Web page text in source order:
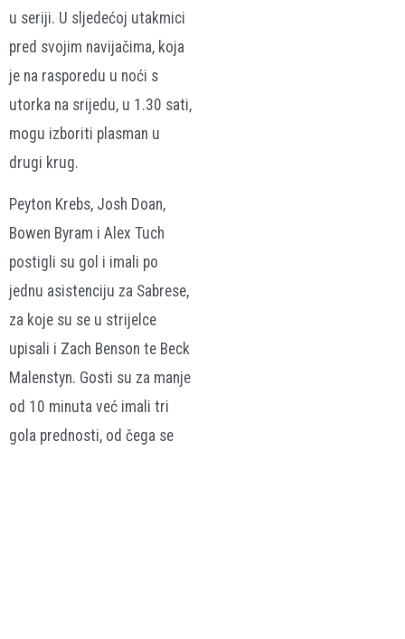
u seriji. U sljedećoj utakmici
pred svojim navijačima, koja
je na rasporedu u noći s
utorka na srijedu, u 1.30 sati,
mogu izboriti plasman u
drugi krug.
Peyton Krebs, Josh Doan,
Bowen Byram i Alex Tuch
postigli su gol i imali po
jednu asistenciju za Sabrese,
za koje su se u strijelce
upisali i Zach Benson te Beck
Malenstyn. Gosti su za manje
od 10 minuta već imali tri
gola prednosti, od čega se